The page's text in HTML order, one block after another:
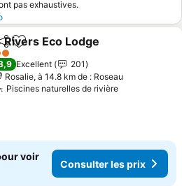
pas exhaustives.
Ajouter à mes favoris
Rivers Eco Lodge
Excellent
201
Rosalie, à 14.8 km de : Roseau
Piscines naturelles de rivière
voir
Consulter les prix